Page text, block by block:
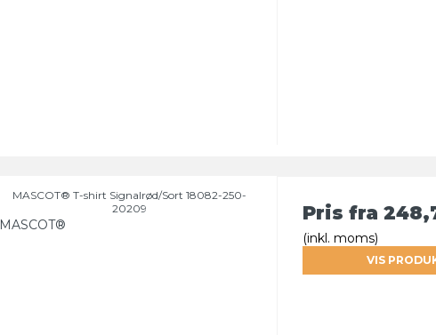
MASCOT® T-shirt Signalrød/Sort 18082-250-
20209
MASCOT®
Pris fra
(inkl. moms)
VIS